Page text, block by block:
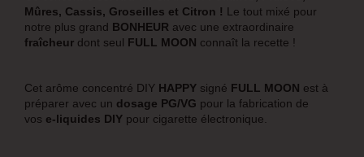
Mûres, Cassis, Groseilles et Citron ! Le tout mixé pour
notre plus grand BONHEUR avec une extraordinaire
fraîcheur dont seul FULL MOON connaît la recette !
Cet arôme concentré DIY HAPPY signé FULL MOON est à
préparer avec un dosage PG/VG pour la fabrication de
vos e-liquides DIY pour cigarette électronique.